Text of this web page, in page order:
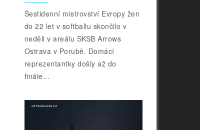
Šestidenní mistrovství Evropy žen
do 22 let v softballu skončilo v
neděli v areálu SKSB Arrows
Ostrava v Porubě. Domácí
reprezentantky došly až do
finále...